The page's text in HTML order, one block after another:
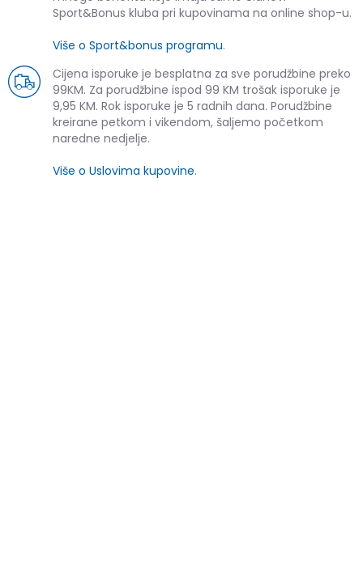
Sport&Bonus kluba pri kupovinama na online shop-u.
Više o Sport&bonus programu.
Cijena isporuke je besplatna za sve porudžbine preko
99KM. Za porudžbine ispod 99 KM trošak isporuke je
9,95 KM. Rok isporuke je 5 radnih dana. Porudžbine
kreirane petkom i vikendom, šaljemo početkom
naredne nedjelje.
Više o Uslovima kupovine.